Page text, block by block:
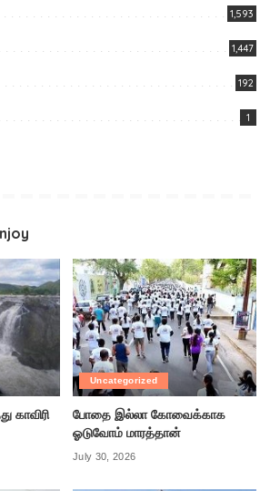
1,593
1,447
192
1
காவிரி
Uncategorized
போதை இல்லா கோவைக்காக
ஓடுவோம் மாரத்தான்
July 30, 2026